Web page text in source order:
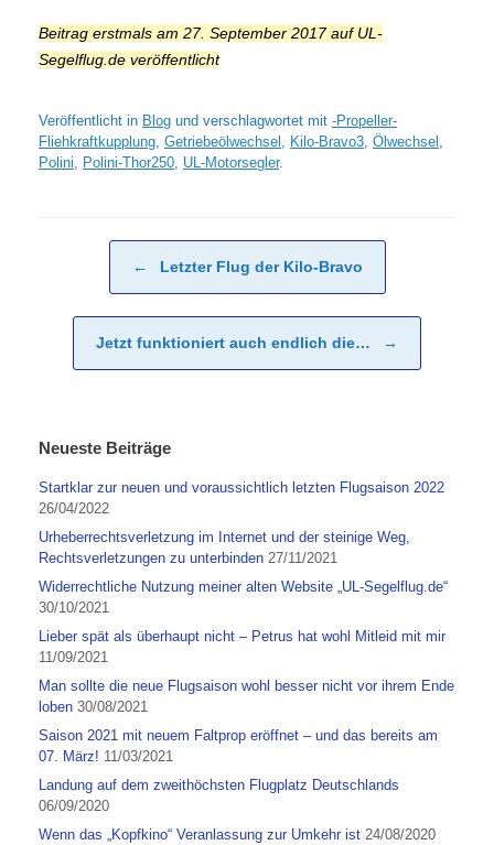
Beitrag erstmals am 27. September 2017 auf UL-
Segelflug.de veröffentlicht
Veröffentlicht in Blog und verschlagwortet mit -Propeller-
Fliehkraftkupplung, Getriebeölwechsel , Kilo-Bravo3, Ölwechsel ,
Polini, Polini-Thor250, UL-Motorsegler.
← Letzter Flug der Kilo-Bravo
Jetzt funktioniert auch endlich die… →
Neueste Beiträge
Startklar zur neuen und voraussichtlich letzten Flugsaison 2022
26/04/2022
Urheberrechtsverletzung im Internet und der steinige Weg,
Rechtsverletzungen zu unterbinden 27/11/2021
Widerrechtliche Nutzung meiner alten Website „UL-Segelflug.de“
30/10/2021
Lieber spät als überhaupt nicht – Petrus hat wohl Mitleid mit mir
11/09/2021
Man sollte die neue Flugsaison wohl besser nicht vor ihrem Ende
loben 30/08/2021
Saison 2021 mit neuem Faltprop eröffnet – und das bereits am
07. März! 11/03/2021
Landung auf dem zweithöchsten Flugplatz Deutschlands
06/09/2020
Wenn das „Kopfkino“ Veranlassung zur Umkehr ist 24/08/2020